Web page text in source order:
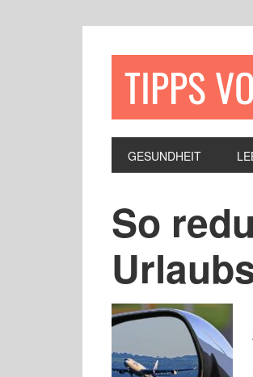
TIPPS
GESUNDHEIT
So